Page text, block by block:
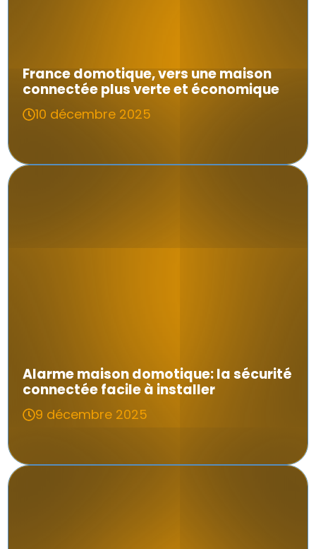
France domotique, vers une maison
connectée plus verte et économique
10 décembre 2025
Alarme maison domotique: la sécurité
connectée facile à installer
9 décembre 2025